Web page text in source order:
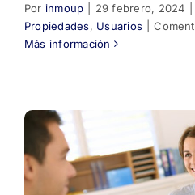
Por inmoup 29 febrero, 2024
Propiedades, Usuarios
Más información